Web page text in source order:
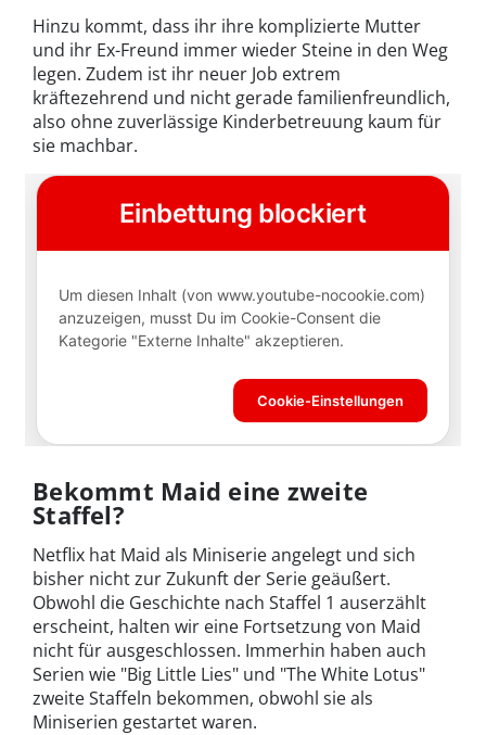
Hinzu kommt, dass ihr ihre komplizierte Mutter
und ihr Ex-Freund immer wieder Steine in den Weg
legen. Zudem ist ihr neuer Job extrem
kräftezehrend und nicht gerade familienfreundlich,
also ohne zuverlässige Kinderbetreuung kaum für
sie machbar.
Bekommt Maid eine zweite
Staffel?
Netflix hat Maid als Miniserie angelegt und sich
bisher nicht zur Zukunft der Serie geäußert.
Obwohl die Geschichte nach Staffel 1 auserzählt
erscheint, halten wir eine Fortsetzung von Maid
nicht für ausgeschlossen. Immerhin haben auch
Serien wie "Big Little Lies" und "The White Lotus"
zweite Staffeln bekommen, obwohl sie als
Miniserien gestartet waren.